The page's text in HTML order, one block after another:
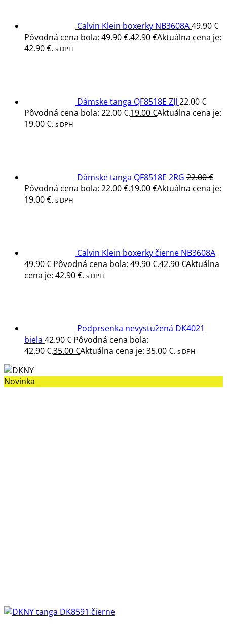
Calvin Klein boxerky NB3608A49.90€
Pôvodná cena bola: 49.90 €.42.90€Aktuálna cena je:
42.90 €. s DPH
Dámske tanga QF8518E ZIJ 22.00€
Pôvodná cena bola: 22.00 €.19.00€Aktuálna cena je:
19.00 €. s DPH
Dámske tanga QF8518E 2RG 22.00€
Pôvodná cena bola: 22.00 €.19.00€Aktuálna cena je:
19.00 €. s DPH
Calvin Klein boxerky čierne NB3608A
49.90€ Pôvodná cena bola: 49.90 €.42.90€Aktuálna
cena je: 42.90 €. s DPH
Podprsenka nevystužená DK4021
biela 42.90€ Pôvodná cena bola:
42.90 €.35.00€Aktuálna cena je: 35.00 €. s DPH
Novinka